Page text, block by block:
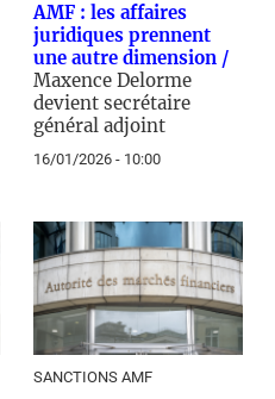
AMF : les affaires
juridiques prennent
une autre dimension /
Maxence Delorme
devient secrétaire
général adjoint
16/01/2026 - 10:00
SANCTIONS AMF